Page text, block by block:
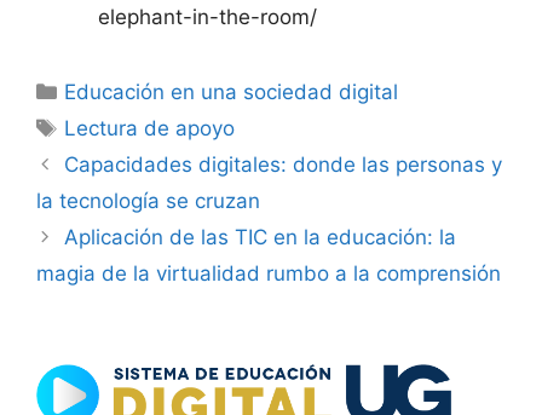
elephant-in-the-room/
Categorías
Educación en una sociedad digital
Etiquetas
Lectura de apoyo
Capacidades digitales: donde las personas y
la tecnología se cruzan
Aplicación de las TIC en la educación: la
magia de la virtualidad rumbo a la comprensión